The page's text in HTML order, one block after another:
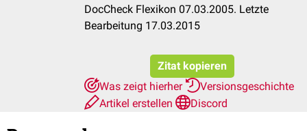
DocCheck Flexikon 07.03.2005. Letzte
Bearbeitung 17.03.2015
Zitat kopieren
Was zeigt hierher
Versionsgeschichte
Artikel erstellen
Discord